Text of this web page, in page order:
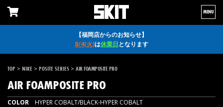
【福岡店からのお知らせ】
8/4(火)は休業日となります
MENU
TOP > NIKE > POSITE SERIES > AIR FOAMPOSITE PRO
AIR FOAMPOSITE PRO
COLOR
HYPER COBALT/BLACK-HYPER COBALT